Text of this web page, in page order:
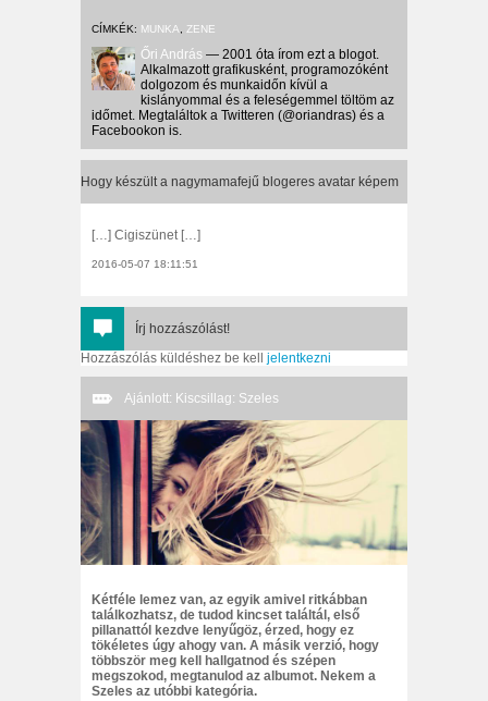
CÍMKÉK: MUNKA ZENE
Őri András — 2001 óta írom ezt a blogot.
Alkalmazott grafikusként, programozóként
dolgozom és munkaidőn kívül a
kislányommal és a feleségemmel töltöm az
időmet. Megtaláltok a Twitteren (@oriandras) és a
Facebookon is.
Hogy készült a nagymamafejű blogeres avatar képem
[…] Cigiszünet […]
2016-05-07 18:11:51
Írj hozzászólást!
Hozzászólás küldéshez be kell jelentkezni
Ajánlott: Kiscsillag: Szeles
Kétféle lemez van, az egyik amivel ritkábban
találkozhatsz, de tudod kincset találtál, első
pillanattól kezdve lenyűgöz, érzed, hogy ez
tökéletes úgy ahogy van. A másik verzió, hogy
többször meg kell hallgatnod és szépen
megszokod, megtanulod az albumot. Nekem a
Szeles az utóbbi kategória.